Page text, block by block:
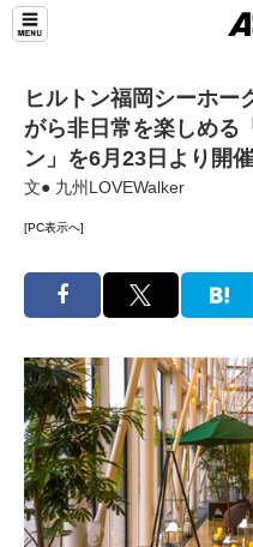
ヒルトン福岡シーホー
がら非日常を楽しめる
ン」を6月23日より開催
文● 九州LOVEWalker
[PC表示へ]